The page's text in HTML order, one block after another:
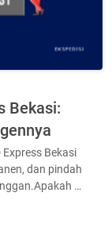
Bekasi:
Bekasi
dan pindah
…